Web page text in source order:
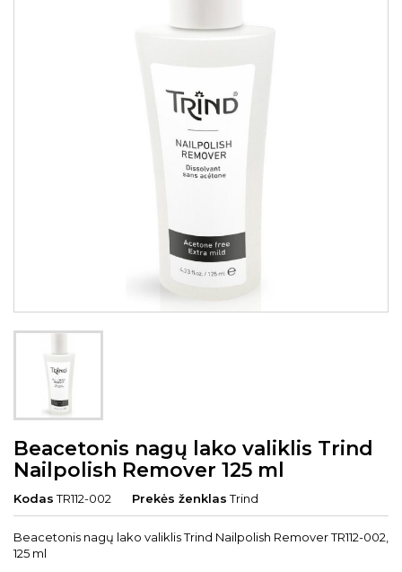
Beacetonis nagų lako valiklis Trind
Nailpolish Remover 125 ml
Kodas TR112-002 Prekės ženklas Trind
Beacetonis nagų lako valiklis Trind Nailpolish Remover TR112-002,
125 ml